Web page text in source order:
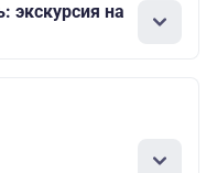
экскурсия на